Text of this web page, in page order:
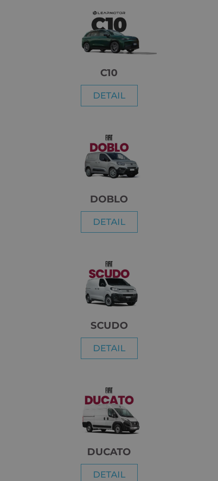
C10
DETAIL
DOBLO
DETAIL
SCUDO
DETAIL
DUCATO
DETAIL